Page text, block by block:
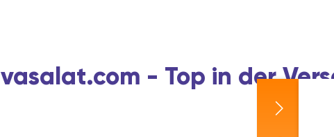
vasalat.com - Top in der